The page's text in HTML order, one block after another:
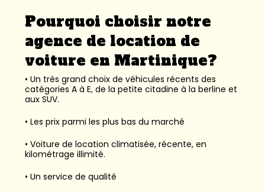
Pourquoi choisir notre
agence de location de
voiture en Martinique?
• Un très grand choix de véhicules récents des
catégories A à E, de la petite citadine à la berline et
aux SUV.
• Les prix parmi les plus bas du marché
• Voiture de location climatisée, récente, en
kilométrage illimité.
• Un service de qualité